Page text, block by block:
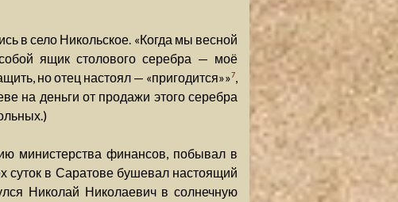
в село Никольское. «Когда мы весной
ящик столового серебра — моё
но отец настоял — «пригодится»»7,
на деньги от продажи этого серебра
министерства финансов, побывал в
суток в Саратове бушевал настоящий
Николай Николаевич в солнечную